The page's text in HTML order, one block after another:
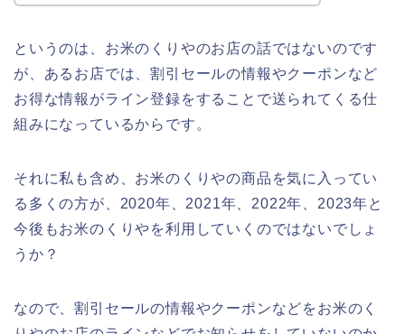
というのは、お米のくりやのお店の話ではないのです
が、あるお店では、割引セールの情報やクーポンなど
お得な情報がライン登録をすることで送られてくる仕
組みになっているからです。
それに私も含め、お米のくりやの商品を気に入ってい
る多くの方が、2020年、2021年、2022年、2023年と
今後もお米のくりやを利用していくのではないでしょ
うか？
なので、割引セールの情報やクーポンなどをお米のく